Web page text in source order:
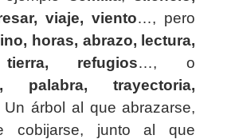
viaje, viento…, pero
horas, abrazo, lectura,
refugios…, o
palabra, trayectoria,
árbol al que abrazarse,
cobijarse, junto al que